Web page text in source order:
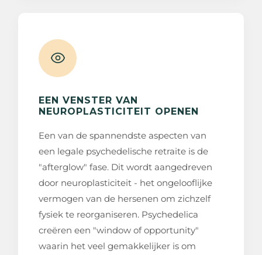
EEN VENSTER VAN
NEUROPLASTICITEIT OPENEN
Een van de spannendste aspecten van
een legale psychedelische retraite is de
"afterglow" fase. Dit wordt aangedreven
door neuroplasticiteit - het ongelooflijke
vermogen van de hersenen om zichzelf
fysiek te reorganiseren. Psychedelica
creëren een "window of opportunity"
waarin het veel gemakkelijker is om